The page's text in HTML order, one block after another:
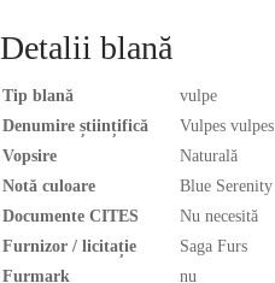
Detalii blană
Tip blană
vulpe
Denumire științifică
Vulpes vulpes
Vopsire
Naturală
Notă culoare
Blue Serenity
Documente CITES
Nu necesită
Furnizor / licitație
Saga Furs
Furmark
nu